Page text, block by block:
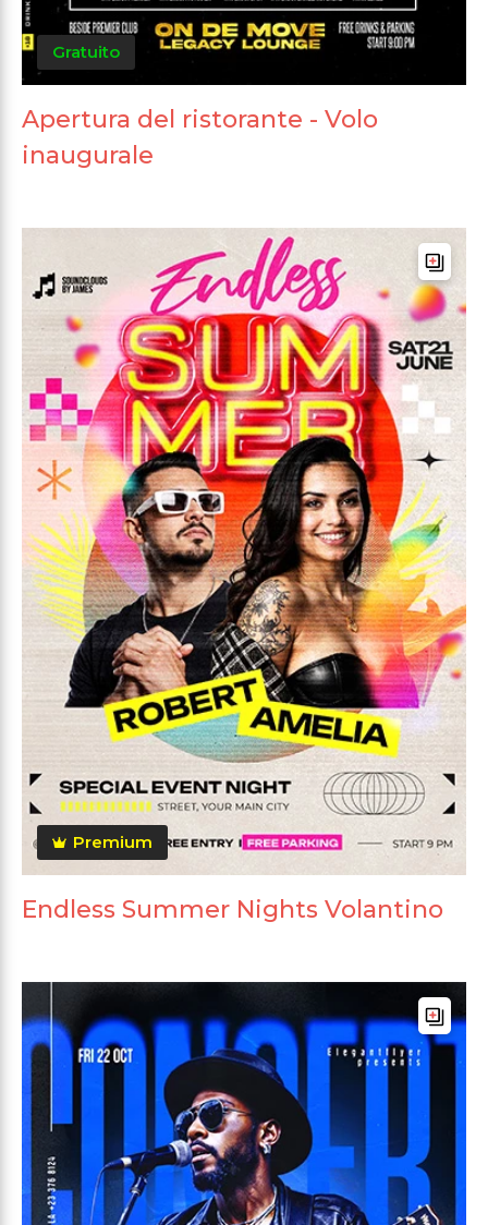
Gratuito
Apertura del ristorante - Volo
inaugurale
Premium
Endless Summer Nights Volantino